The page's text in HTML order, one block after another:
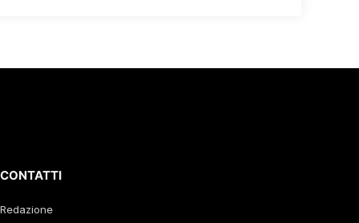
CONTATTI
Redazione